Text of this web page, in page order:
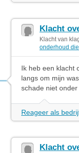
Klacht
Klacht van
onderhoud
Ik heb een klacht
langs om mijn
schade niet
Reageer als
Klacht